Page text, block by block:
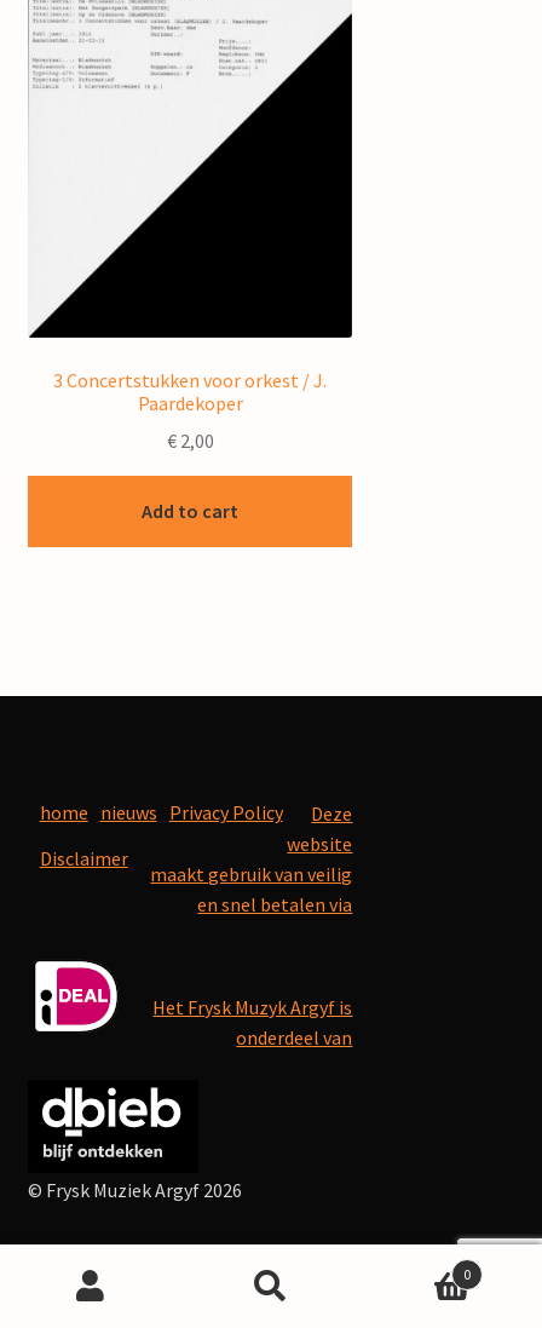
3 Concertstukken voor orkest / J.
Paardekoper
€2,00
Add to cart
home nieuws Privacy Policy
Disclaimer
Deze
website
maakt gebruik van veilig
en snel betalen via
Het Frysk Muzyk Argyf is
onderdeel van
© Frysk Muziek Argyf 2026
0